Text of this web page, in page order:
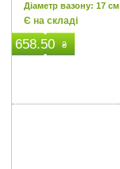
Діаметр вазону: 17 см
Є на складі
658.50 ₴